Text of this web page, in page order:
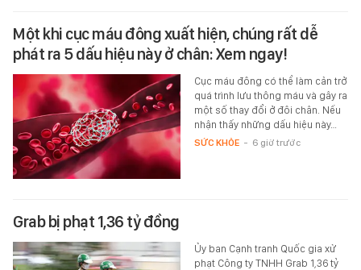
Một khi cục máu đông xuất hiện, chúng rất dễ
phát ra 5 dấu hiệu này ở chân: Xem ngay!
Cục máu đông có thể làm cản trở
quá trình lưu thông máu và gây ra
một số thay đổi ở đôi chân. Nếu
nhận thấy những dấu hiệu này…
SỨC KHỎE - 6 giờ trước
Grab bị phạt 1,36 tỷ đồng
Ủy ban Cạnh tranh Quốc gia xử
phạt Công ty TNHH Grab 1,36 tỷ